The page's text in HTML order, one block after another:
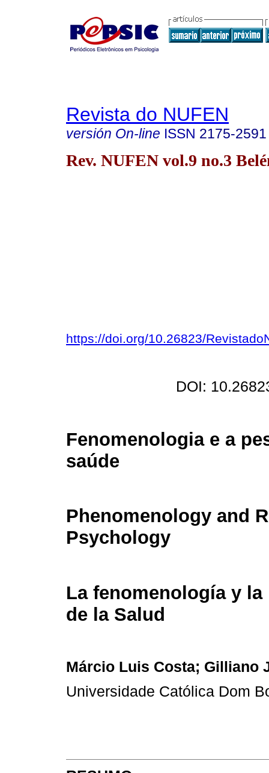
Revista do NUFEN
versión On-line ISSN 2175-2591
Rev. NUFEN vol.9 no.3
https://doi.org/10.26823/
DOI:
Fenomenologia e a
saúde
Phenomenology and
Psychology
La fenomenología y
de la Salud
Márcio Luis Costa; Gilliano
Universidade Católica Dom